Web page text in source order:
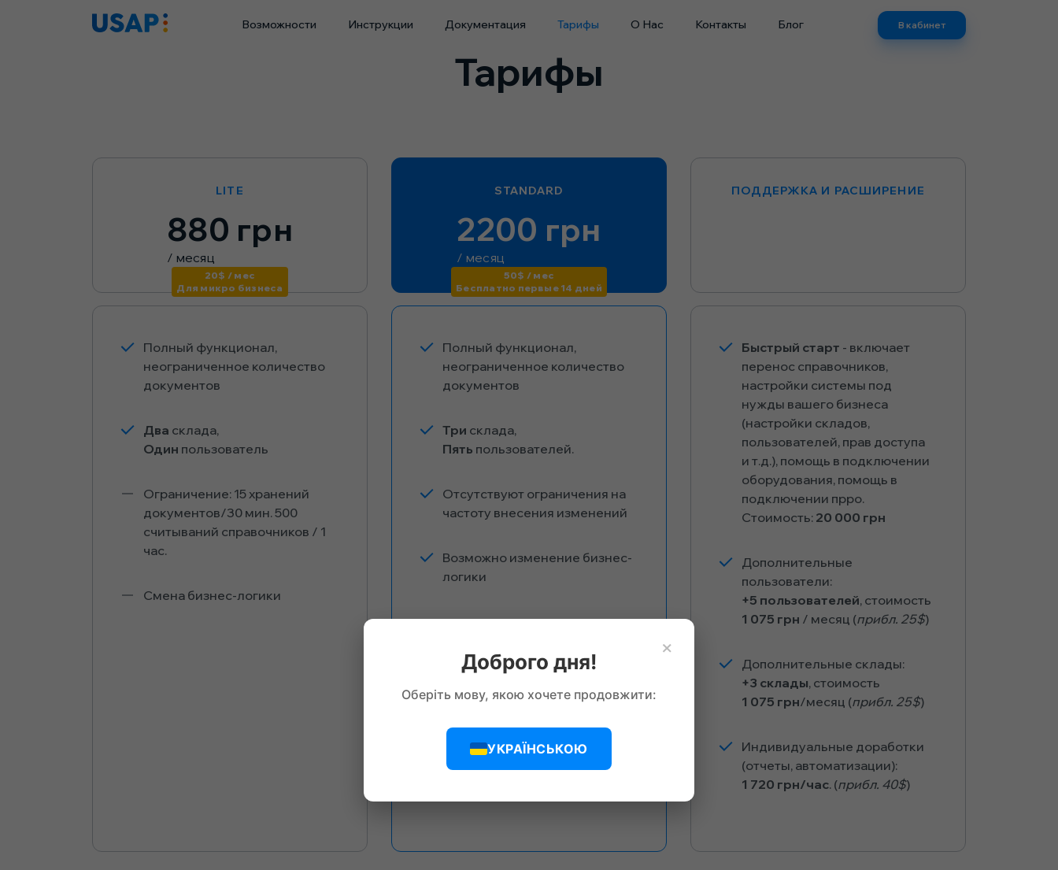
Возможности Инструкции Документация Тарифы О Нас Контакты Блог В кабинет
Тарифы
LITE
880 грн
/ месяц
20$ / мес
Для микро бизнеса
Полный функционал,
неограниченное количество
документов
Два склада,
Один пользователь
Ограничение: 15 хранений
документов/30 мин. 500
считываний справочников / 1
час.
Смена бизнес-логики
STANDARD
2200 грн
/ месяц
50$ / мес
Бесплатно первые 14 дней
Полный функционал,
неограниченное количество
документов
Три склада,
Пять пользователей.
Отсутствуют ограничения на
частоту внесения изменений
Возможно изменение бизнес-
логики
ПОДДЕРЖКА И РАСШИРЕНИЕ
Быстрый старт - включает
перенос справочников,
настройки системы под
нужды вашего бизнеса
(настройки складов,
пользователей, прав доступа
и т.д.), помощь в подключении
оборудования, помощь в
подключении прро.
Стоимость: 20 000 грн
Дополнительные
пользователи:
+5 пользователей, стоимость
1 075 грн / месяц (прибл. 25$)
Дополнительные склады:
+3 склады, стоимость
1 075 грн/месяц (прибл. 25$)
Индивидуальные доработки
(отчеты, автоматизации):
1 720 грн/час. (прибл. 40$)
×
Доброго дня!
Оберіть мову, якою хочете продовжити:
УКРАЇНСЬКОЮ